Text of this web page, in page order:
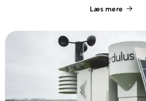
Læs mere 